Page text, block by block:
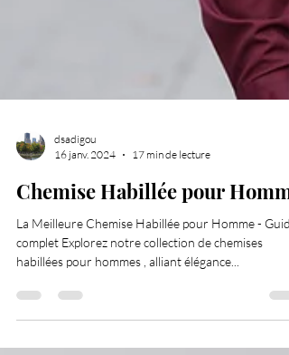
dsadigou
16 janv. 2024
17 min de lecture
Chemise Habillée pour Homme
habillées pour hommes , alliant élégance...